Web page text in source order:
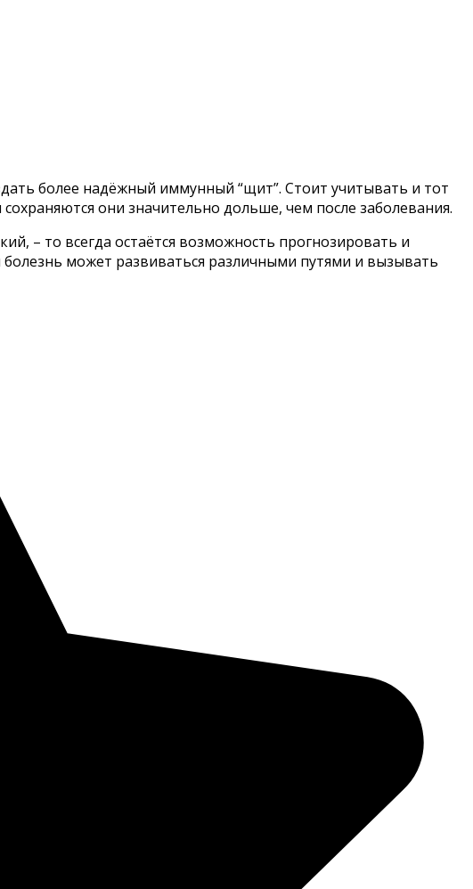
более надёжный иммунный “щит”. Стоит учитывать и тот
они значительно дольше, чем после заболевания.
– то всегда остаётся возможность прогнозировать и
может развиваться различными путями и вызывать